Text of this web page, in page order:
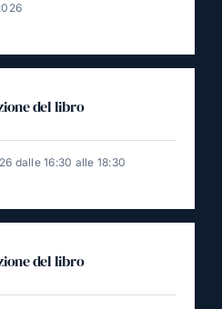
del libro
dalle 16:30 alle 18:30
del libro